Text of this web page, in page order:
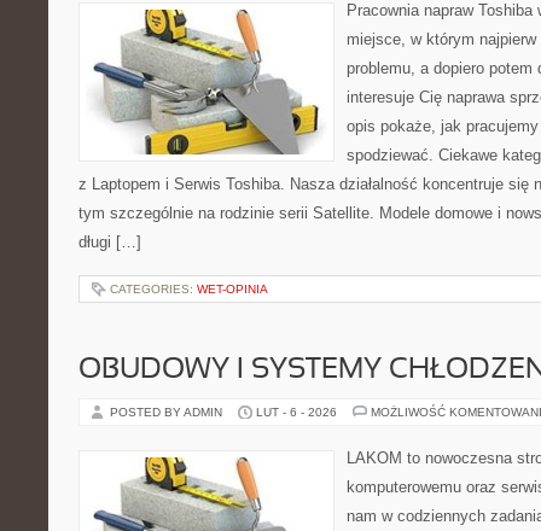
Pracownia napraw
miejsce, w którym
problemu, a dopiero
interesuje Cię naprawa
opis pokaże, jak
spodziewać. Ciekawe
z Laptopem i Serwis Toshiba. Nasza działalność koncentruje się
tym szczególnie na rodzinie serii Satellite. Modele domowe i
długi […]
CATEGORIES: WET-OPINIA
OBUDOWY I SYSTEMY
POSTED BY ADMIN LUT - 6 - 2026 MOŻLIWOŚĆ
LAKOM to nowoczesna
komputerowemu oraz
nam w codziennych